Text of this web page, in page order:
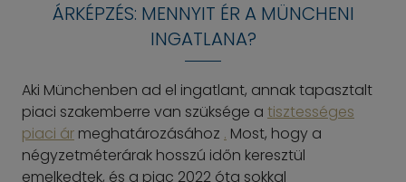
ÁRKÉPZÉS: MENNYIT ÉR A MÜNCHENI
INGATLANA?
Aki Münchenben ad el ingatlant, annak tapasztalt
piaci szakemberre van szüksége a tisztességes
piaci ár meghatározásához . Most, hogy a
négyzetméterárak hosszú időn keresztül
emelkedtek, és a piac 2022 óta sokkal